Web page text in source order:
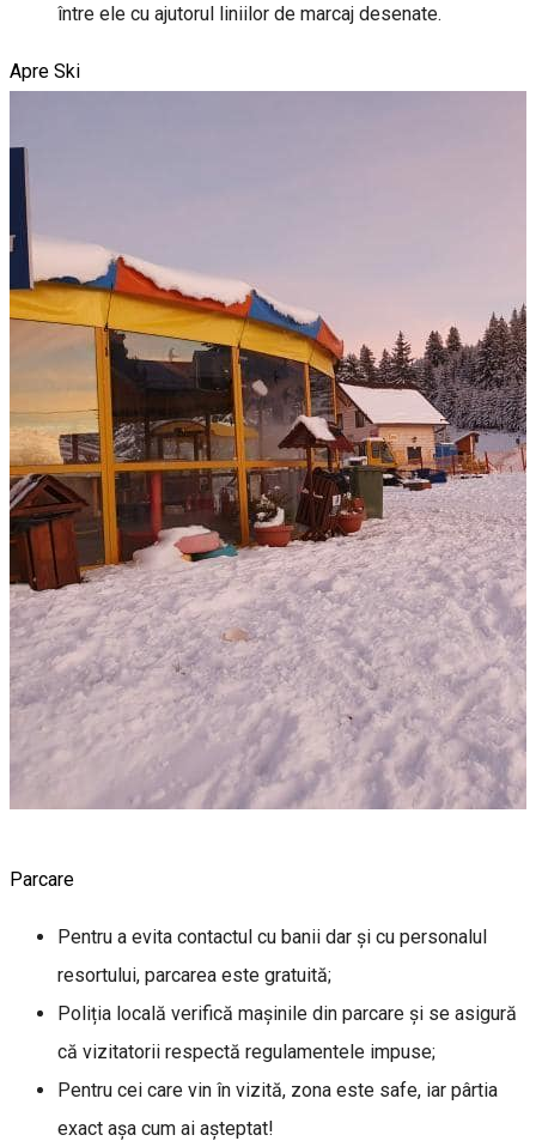
între ele cu ajutorul liniilor de marcaj desenate.
Apre Ski
Parcare
Pentru a evita contactul cu banii dar și cu personalul
resortului, parcarea este gratuită;
Poliția locală verifică mașinile din parcare și se asigură
că vizitatorii respectă regulamentele impuse;
Pentru cei care vin în vizită, zona este safe, iar pârtia
exact așa cum ai așteptat!